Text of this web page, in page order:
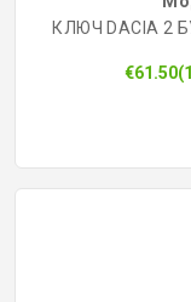
КЛЮЧ DACIA 2